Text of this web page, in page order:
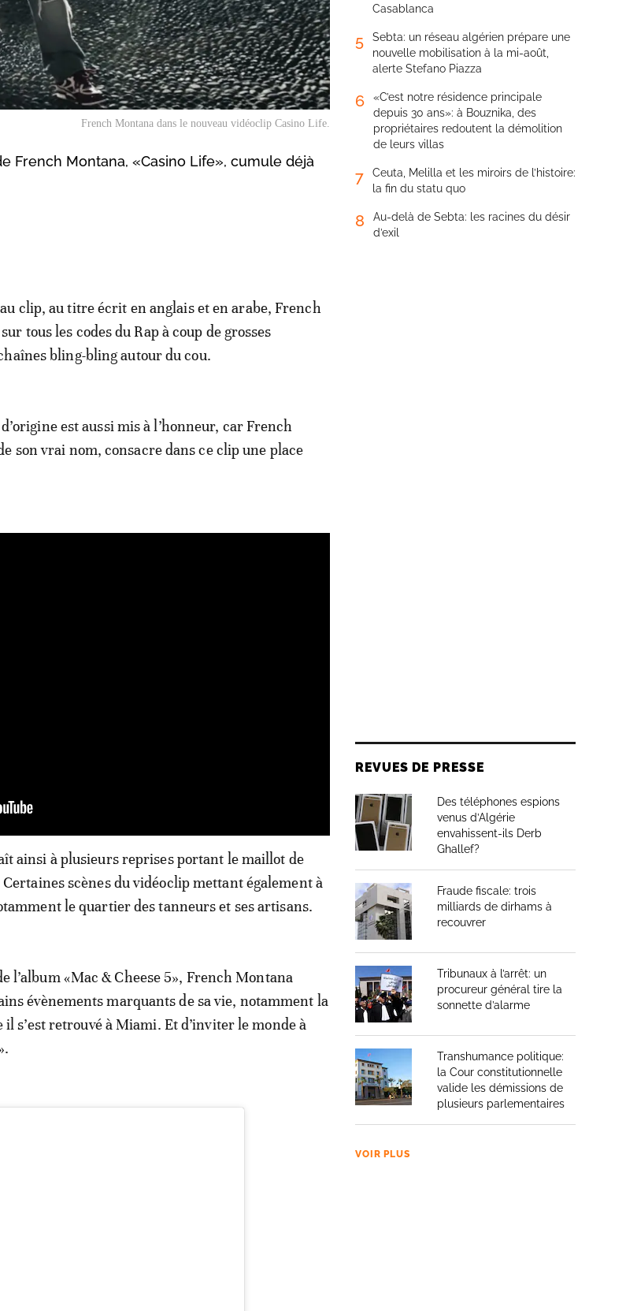
French Montana dans le nouveau vidéoclip Casino Life
French Montana, «Casino Life», cumule déjà
clip, au titre écrit en anglais et en arabe, French
tous les codes du Rap à coup de grosses
bling-bling autour du cou.
est aussi mis à l’honneur, car French
son vrai nom, consacre dans ce clip une place
ainsi à plusieurs reprises portant le maillot de
scènes du vidéoclip mettant également à
le quartier des tanneurs et ses artisans.
l’album «Mac & Cheese 5», French Montana
évènements marquants de sa vie, notamment la
s’est retrouvé à Miami. Et d’inviter le monde à
Casablanca
5
Sebta: un réseau algérien prépare une
nouvelle mobilisation à la mi-août,
alerte Stefano Piazza
6
«C’est notre résidence principale
depuis 30 ans»: à Bouznika, des
propriétaires redoutent la démolition
de leurs villas
7
Ceuta, Melilla et les miroirs de l’histoire:
la fin du statu quo
8
Au-delà de Sebta: les racines du désir
d’exil
REVUES DE PRESSE
Des téléphones espions
venus d’Algérie
envahissent-ils Derb
Ghallef?
Fraude fiscale: trois
milliards de dirhams à
recouvrer
Tribunaux à l’arrêt: un
procureur général tire la
sonnette d’alarme
Transhumance politique:
la Cour constitutionnelle
valide les démissions de
plusieurs parlementaires
VOIR PLUS